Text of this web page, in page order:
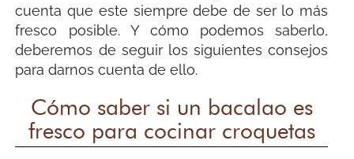
cuenta que este siempre debe de ser lo más
fresco posible. Y cómo podemos saberlo,
deberemos de seguir los siguientes consejos
para darnos cuenta de ello.
Cómo saber si un bacalao es
fresco para cocinar croquetas